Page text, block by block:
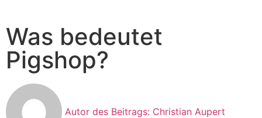
Was bedeutet
Pigshop?
Autor des Beitrags: Christian Aupert